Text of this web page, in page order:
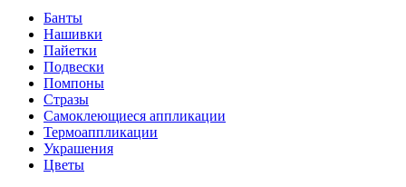
Банты
Нашивки
Пайетки
Подвески
Помпоны
Стразы
Самоклеющиеся аппликации
Термоаппликации
Украшения
Цветы